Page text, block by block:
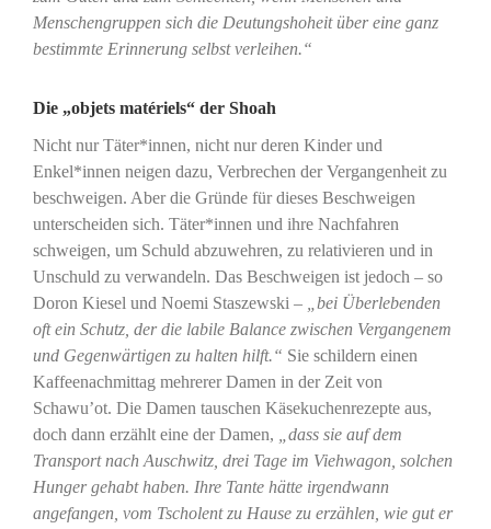
Menschengruppen sich die Deutungshoheit über eine ganz
bestimmte Erinnerung selbst verleihen.“
Die „objets matériels“ der Shoah
Nicht nur Täter*innen, nicht nur deren Kinder und
Enkel*innen neigen dazu, Verbrechen der Vergangenheit zu
beschweigen. Aber die Gründe für dieses Beschweigen
unterscheiden sich. Täter*innen und ihre Nachfahren
schweigen, um Schuld abzuwehren, zu relativieren und in
Unschuld zu verwandeln. Das Beschweigen ist jedoch – so
Doron Kiesel und Noemi Staszewski – „bei Überlebenden
oft ein Schutz, der die labile Balance zwischen Vergangenem
und Gegenwärtigen zu halten hilft.“ Sie schildern einen
Kaffeenachmittag mehrerer Damen in der Zeit von
Schawu’ot. Die Damen tauschen Käsekuchenrezepte aus,
doch dann erzählt eine der Damen, „dass sie auf dem
Transport nach Auschwitz, drei Tage im Viehwagon, solchen
Hunger gehabt haben. Ihre Tante hätte irgendwann
angefangen, vom Tscholent zu Hause zu erzählen, wie gut er